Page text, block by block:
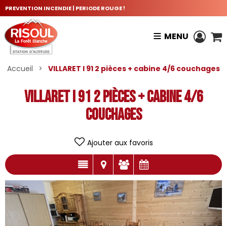
PREVENTION INCENDIE | PERIODE ROUGE !
MENU
Accueil > VILLARET I 91 2 pièces + cabine 4/6 couchages
VILLARET I 91 2 pièces + cabine 4/6
couchages
Ajouter aux favoris